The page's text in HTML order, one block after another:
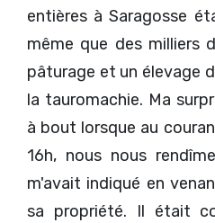
entières à Saragosse
même que des milliers
pâturage et un élevage
la tauromachie. Ma
à bout lorsque au
16h, nous nous
m'avait indiqué en
sa propriété. Il était